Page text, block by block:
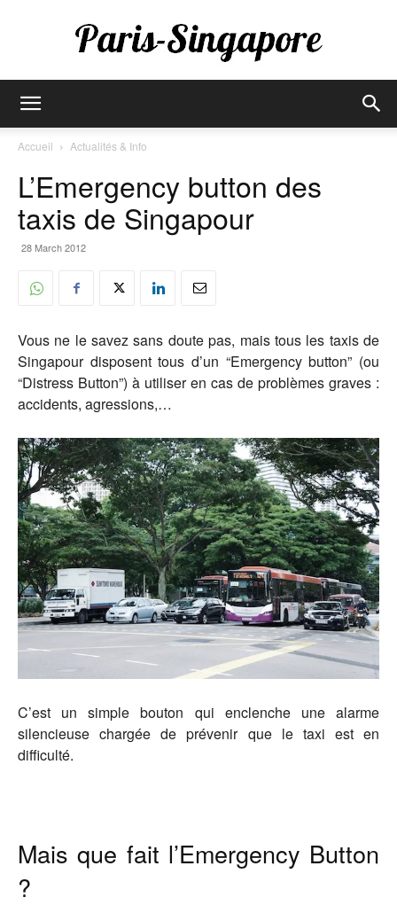
Singapore
Accueil Actualités & Info
L’Emergency button des
taxis de Singapour
28 March 2012
Vous ne le savez sans doute pas, mais tous les taxis de
Singapour disposent tous d’un “Emergency button” (ou
“Distress Button”) à utiliser en cas de problèmes graves :
accidents, agressions,…
C’est un simple bouton qui enclenche une alarme
silencieuse chargée de prévenir que le taxi est en
difficulté.
Mais que fait l’Emergency Button
?